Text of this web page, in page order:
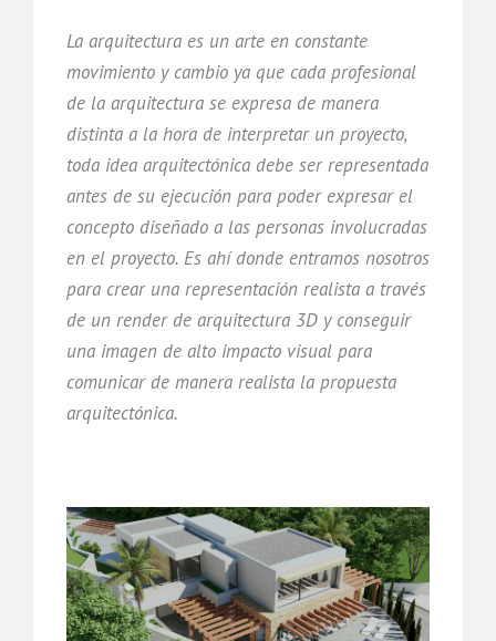
La arquitectura es un arte en constante
movimiento y cambio ya que cada profesional
de la arquitectura se expresa de manera
distinta a la hora de interpretar un proyecto,
toda idea arquitectónica debe ser representada
antes de su ejecución para poder expresar el
concepto diseñado a las personas involucradas
en el proyecto. Es ahí donde entramos nosotros
para crear una representación realista a través
de un render de arquitectura 3D y conseguir
una imagen de alto impacto visual para
comunicar de manera realista la propuesta
arquitectónica.